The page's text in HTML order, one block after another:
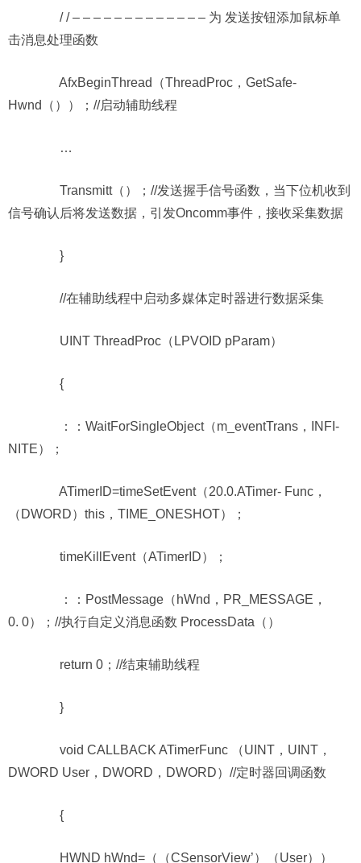
/ / – – – – – – – – – – – – – 为 发送按钮添加鼠标单
击消息处理函数
AfxBeginThread（ThreadProc，GetSafe-
Hwnd（））；//启动辅助线程
…
Transmitt（）；//发送握手信号函数，当下位机收到
信号确认后将发送数据，引发Oncomm事件，接收采集数据
}
//在辅助线程中启动多媒体定时器进行数据采集
UINT ThreadProc（LPVOID pParam）
{
：：WaitForSingleObject（m_eventTrans，INFI-
NITE）；
ATimerID=timeSetEvent（20.0.ATimer- Func，
（DWORD）this，TIME_ONESHOT）；
timeKillEvent（ATimerID）；
：：PostMessage（hWnd，PR_MESSAGE，
0. 0）；//执行自定义消息函数 ProcessData（）
return 0；//结束辅助线程
}
void CALLBACK ATimerFunc （UINT，UINT，
DWORD User，DWORD，DWORD）//定时器回调函数
{
HWND hWnd=（（CSensorView’）（User））